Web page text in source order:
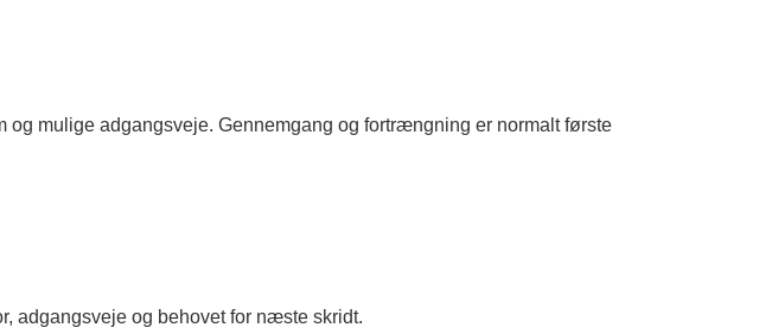
og mulige adgangsveje. Gennemgang og fortrængning er normalt første
adgangsveje og behovet for næste skridt.